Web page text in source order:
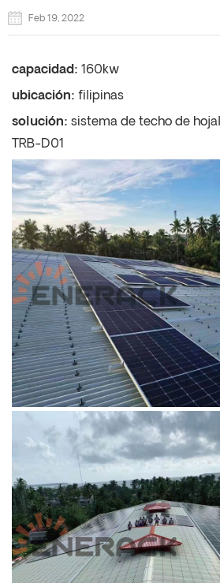
Feb 19, 2022
capacidad: 160kw
ubicación: filipinas
solución: sistema de techo de
TRB-D01